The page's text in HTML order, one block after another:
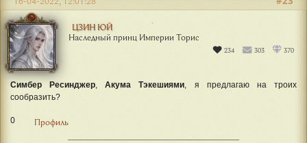
ЦЗИН ЮЙ
Наследный принц Империи Торис
234 303 370
Симбер Ресинджер,Акума Тэкешиями, я предлагаю на троих
сообразить?
0 Профиль